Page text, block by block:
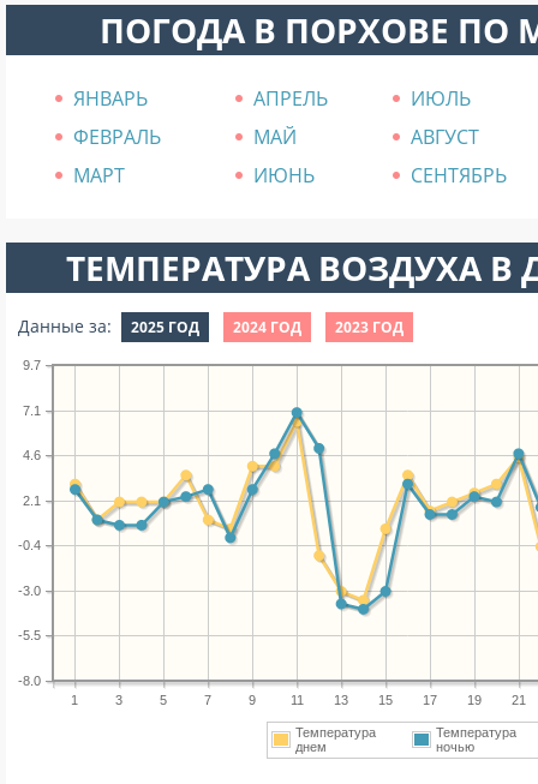
ПОГОДА В ПОРХОВЕ ПО
ЯНВАРЬ АПРЕЛЬ
ИЮЛЬ
ФЕВРАЛЬ
МАЙ
АВГУСТ
МАРТ
ИЮНЬ СЕНТЯБРЬ
ТЕМПЕРАТУРА ВОЗДУХА В
Данные за: 2025 ГОД 2024 ГОД 2023 ГОД
1 3 5 7 9 11 13 15 17 19 21
-8.0
-5.5
-3.0
-0.4
2.1
4.6
7.1
9.7
Температура
днем
Температура
ночью